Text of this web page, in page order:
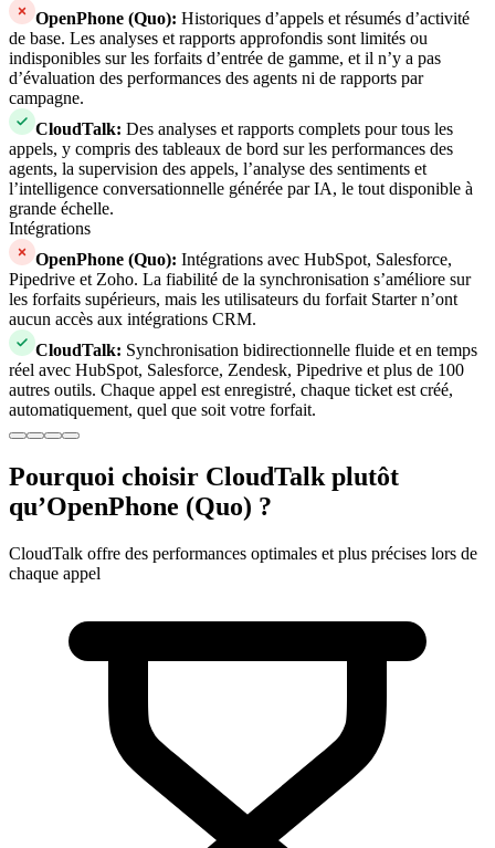
OpenPhone (Quo): Historiques d’appels et résumés d’activité
de base. Les analyses et rapports approfondis sont limités ou
indisponibles sur les forfaits d’entrée de gamme, et il n’y a pas
d’évaluation des performances des agents ni de rapports par
campagne.
CloudTalk: Des analyses et rapports complets pour tous les
appels, y compris des tableaux de bord sur les performances des
agents, la supervision des appels, l’analyse des sentiments et
l’intelligence conversationnelle générée par IA, le tout disponible à
grande échelle.
Intégrations
OpenPhone (Quo): Intégrations avec HubSpot, Salesforce,
Pipedrive et Zoho. La fiabilité de la synchronisation s’améliore sur
les forfaits supérieurs, mais les utilisateurs du forfait Starter n’ont
aucun accès aux intégrations CRM.
CloudTalk: Synchronisation bidirectionnelle fluide et en temps
réel avec HubSpot, Salesforce, Zendesk, Pipedrive et plus de 100
autres outils. Chaque appel est enregistré, chaque ticket est créé,
automatiquement, quel que soit votre forfait.
Pourquoi choisir CloudTalk plutôt
qu’OpenPhone (Quo) ?
CloudTalk offre des performances optimales et plus précises lors de
chaque appel